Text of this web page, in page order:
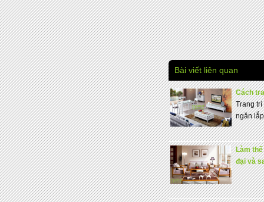
Bài viết liên quan
Cách
Trang
ngăn
Làm
đại và